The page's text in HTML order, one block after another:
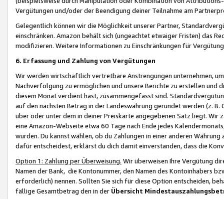
Vergütungen und/oder der Beendigung deiner Teilnahme am
Gelegentlich können wir die Möglichkeit unserer Partner,
einschränken. Amazon behält sich (ungeachtet etwaiger Fristen) das
modifizieren. Weitere Informationen zu Einschränkungen für
6. Erfassung und Zahlung von Vergütungen
Wir werden wirtschaftlich vertretbare Anstrengungen unternehmen,
Nachverfolgung zu ermöglichen und unsere Berichte zu erstellen und
diesem Monat verdient hast, zusammengefasst sind.
auf den nächsten Betrag in der Landeswährung gerundet werden (z.
über oder unter dem in deiner Preiskarte angegebenen Satz liegt.
eine Amazon-Webseite etwa 60 Tage nach Ende jedes
wurden. Du kannst wählen, ob du Zahlungen in einer anderen
dafür entscheidest, erklärst du dich damit einverstanden, dass die
Option 1: Zahlung per Überweisung. Wir überweisen Ihre Vergütung
Namen der Bank, die Kontonummer, den Namen des Kontoinhabers
erforderlich) nennen. Sollten Sie sich für diese Option entscheiden,
fällige Gesamtbetrag den in der Übersicht